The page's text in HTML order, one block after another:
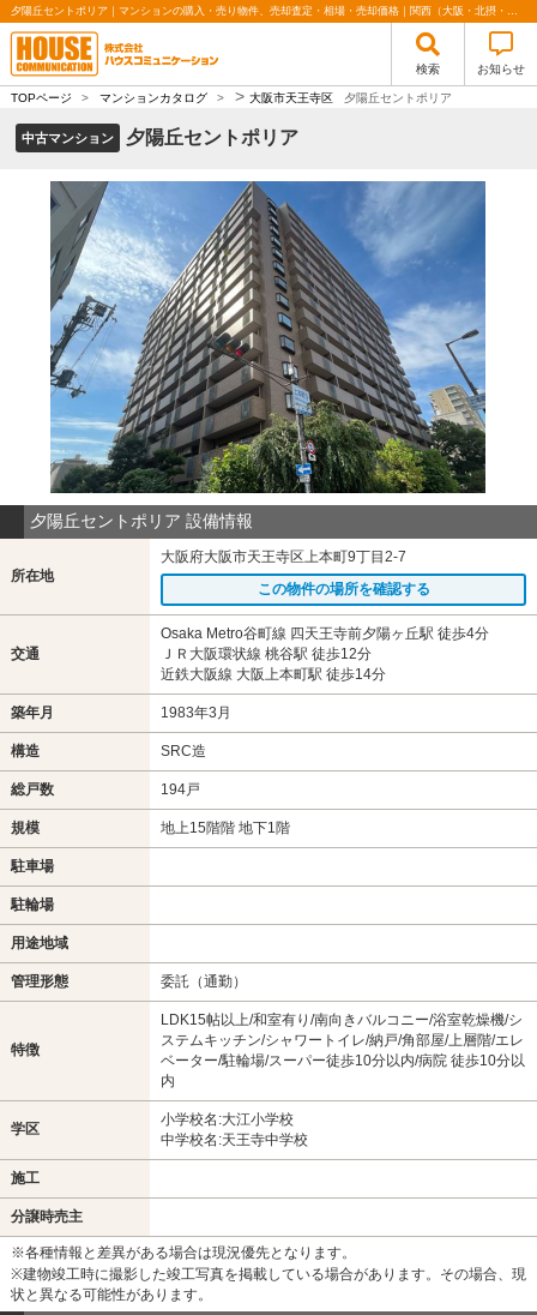
夕陽丘セントポリア｜マンションの購入・売り物件、売却査定・相場・売却価格｜関西（大阪・北摂・神戸）・関東（東京）で不動産の購入・売却、注文住宅、リノベーションの事なら株式会社ハウスコミュニケーション
検索 お知らせ
TOPページ > マンションカタログ > > 大阪市天王寺区 夕陽丘セントポリア
中古マンション 夕陽丘セントポリア
夕陽丘セントポリア 設備情報
所在地
大阪府大阪市天王寺区上本町9丁目2-7
この物件の場所を確認する
交通
Osaka Metro谷町線 四天王寺前夕陽ヶ丘駅 徒歩4分
ＪＲ大阪環状線 桃谷駅 徒歩12分
近鉄大阪線 大阪上本町駅 徒歩14分
築年月 1983年3月
構造 SRC造
総戸数 194戸
規模 地上15階階 地下1階
駐車場
駐輪場
用途地域
管理形態 委託（通勤）
特徴
LDK15帖以上/和室有り/南向きバルコニー/浴室乾燥機/シ
ステムキッチン/シャワートイレ/納戸/角部屋/上層階/エレ
ベーター/駐輪場/スーパー徒歩10分以内/病院 徒歩10分以
内
学区
小学校名:大江小学校
中学校名:天王寺中学校
施工
分譲時売主
※各種情報と差異がある場合は現況優先となります。
※建物竣工時に撮影した竣工写真を掲載している場合があります。その場合、現
状と異なる可能性があります。